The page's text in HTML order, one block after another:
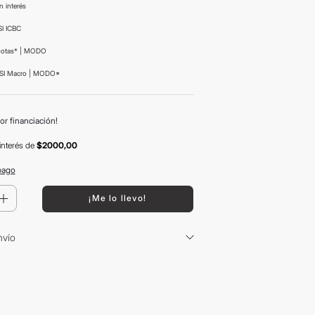
interés
ICBC
| MODO
Macro | MODO*
financiación!
de $2000,00
¡Me lo llevo!